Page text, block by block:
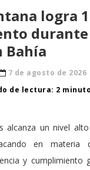
logra
durante
Bahía
7 de agosto de 2026
de lectura: 2
alcanza un nivel
en materia
y cumplimiento